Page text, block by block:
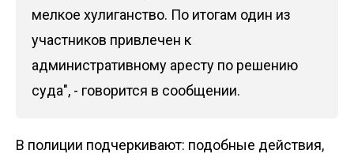
мелкое хулиганство. По итогам один из
участников привлечен к
административному аресту по решению
суда", - говорится в сообщении.
В полиции подчеркивают: подобные действия,